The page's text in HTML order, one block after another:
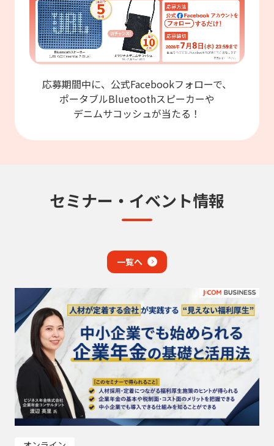
応募期間中に、公式Facebookフォローで、
ポータブルBluetoothスピーカーや
デニムサコッシュが当たる！
セミナー・イベント情報
一覧へ